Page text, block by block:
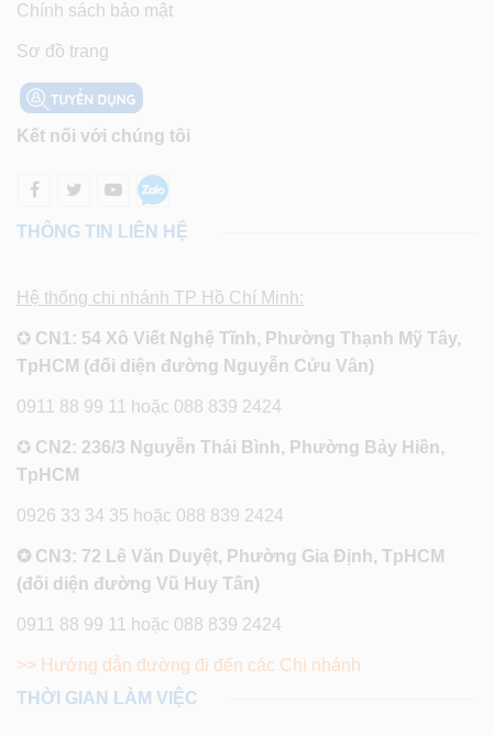
Chính sách bảo mật
Sơ đồ trang
Kết nối với chúng tôi
THÔNG TIN LIÊN HỆ
Hệ thống chi nhánh TP Hồ Chí Minh:
✪ CN1: 54 Xô Viết Nghệ Tĩnh, Phường Thạnh Mỹ Tây,
TpHCM (đối diện đường Nguyễn Cửu Vân)
0911 88 99 11 hoặc 088 839 2424
✪ CN2: 236/3 Nguyễn Thái Bình, Phường Bảy Hiền,
TpHCM
0926 33 34 35 hoặc 088 839 2424
✪ CN3: 72 Lê Văn Duyệt, Phường Gia Định, TpHCM
(đối diện đường Vũ Huy Tấn)
0911 88 99 11 hoặc 088 839 2424
>> Hướng dẫn đường đi đến các Chi nhánh
THỜI GIAN LÀM VIỆC